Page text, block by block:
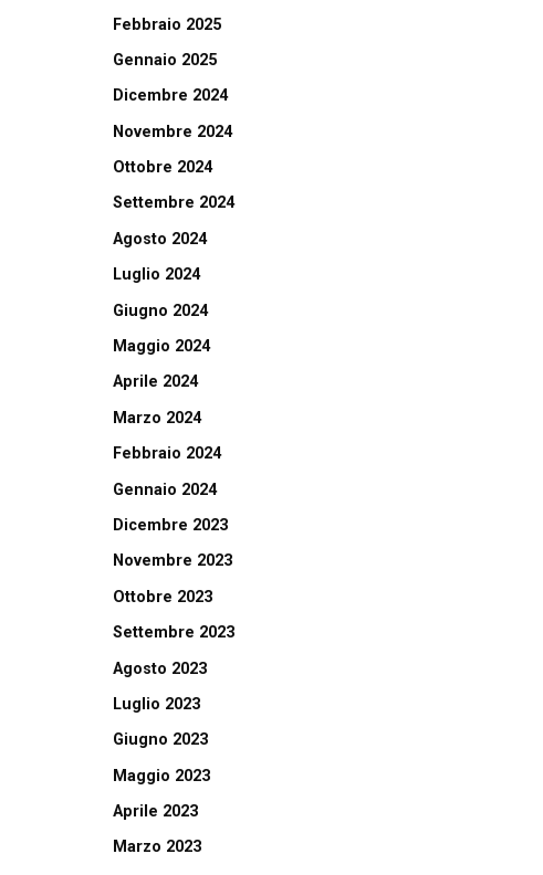
Febbraio 2025
Gennaio 2025
Dicembre 2024
Novembre 2024
Ottobre 2024
Settembre 2024
Agosto 2024
Luglio 2024
Giugno 2024
Maggio 2024
Aprile 2024
Marzo 2024
Febbraio 2024
Gennaio 2024
Dicembre 2023
Novembre 2023
Ottobre 2023
Settembre 2023
Agosto 2023
Luglio 2023
Giugno 2023
Maggio 2023
Aprile 2023
Marzo 2023